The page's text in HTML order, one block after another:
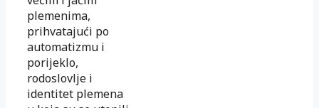
plemenima,
prihvatajući po
automatizmu i
porijeklo,
rodoslovlje i
identitet plemena